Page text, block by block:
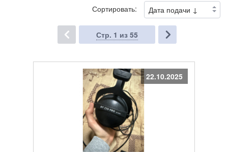
Сортировать:
Стр. 1 из 55
22.10.2025